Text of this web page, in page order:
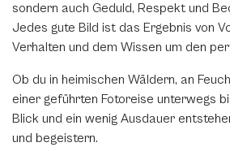
sondern auch Geduld, Respekt und
Jedes gute Bild ist das Ergebnis von
Verhalten und dem Wissen um den
Ob du in heimischen Wäldern, an
einer geführten Fotoreise unterwegs
Blick und ein wenig Ausdauer
und begeistern.